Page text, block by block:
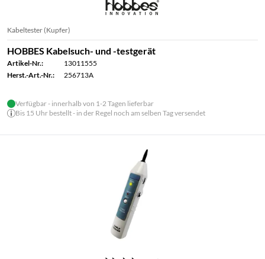
Kabeltester (Kupfer)
HOBBES Kabelsuch- und -testgerät
Artikel-Nr.:
13011555
Herst.-Art.-Nr.:
256713A
Verfügbar - innerhalb von 1-2 Tagen lieferbar
Bis 15 Uhr bestellt - in der Regel noch am selben Tag versendet